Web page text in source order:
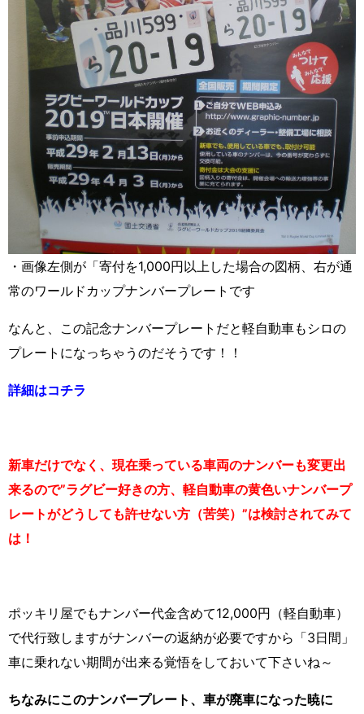
・画像左側が「寄付を1,000円以上した場合の図柄、右が通
常のワールドカップナンバープレートです
なんと、この記念ナンバープレートだと軽自動車もシロの
プレートになっちゃうのだそうです！！
詳細はコチラ
新車だけでなく、現在乗っている車両のナンバーも変更出
来るので”ラグビー好きの方、軽自動車の黄色いナンバープ
レートがどうしても許せない方（苦笑）”は検討されてみて
は！
ポッキリ屋でもナンバー代金含めて12,000円（軽自動車）
で代行致しますがナンバーの返納が必要ですから「3日間」
車に乗れない期間が出来る覚悟をしておいて下さいね～
ちなみにこのナンバープレート、車が廃車になった暁に